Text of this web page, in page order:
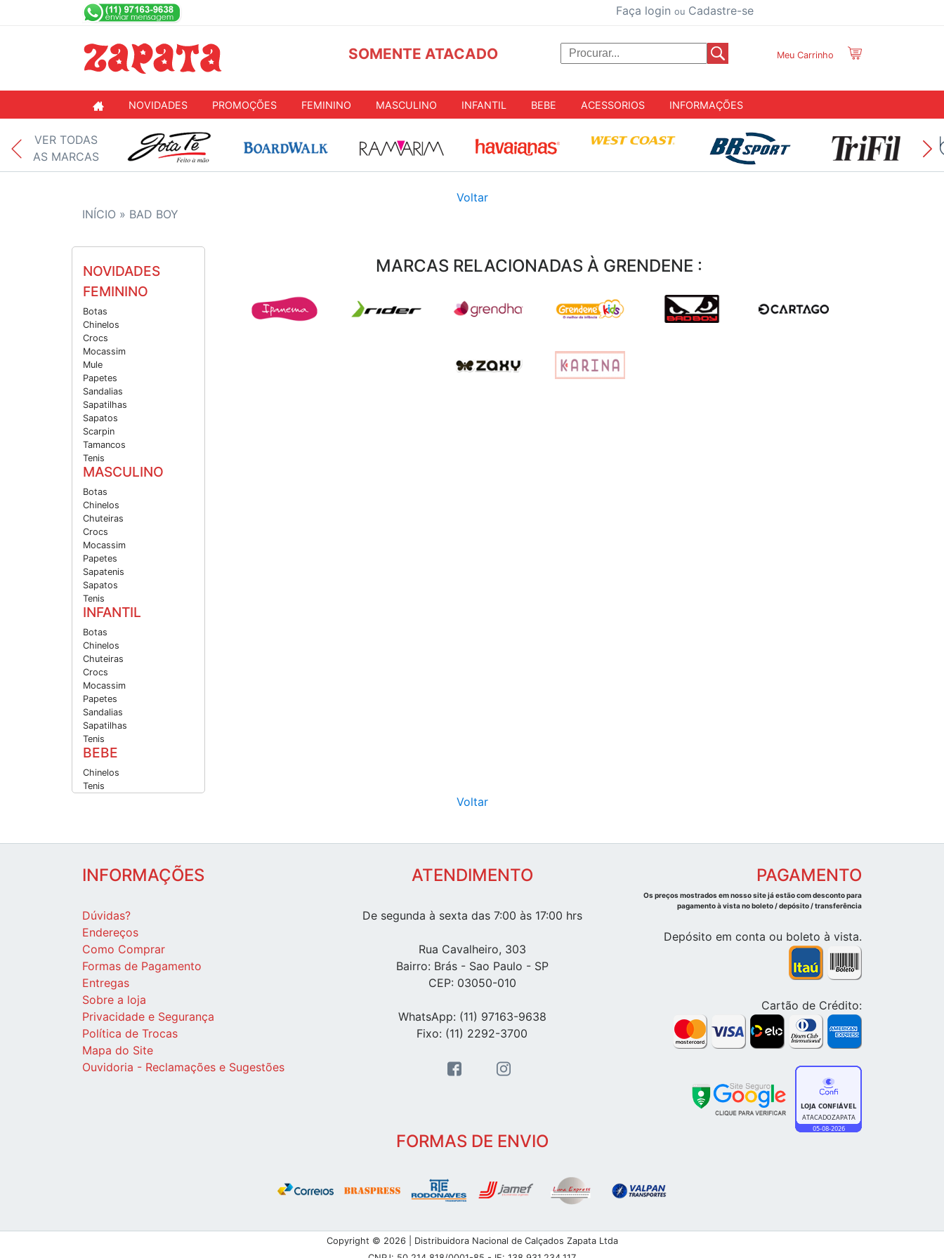
Faça login ou Cadastre-se
SOMENTE ATACADO Meu Carrinho
NOVIDADES PROMOÇÕES FEMININO MASCULINO INFANTIL BEBE ACESSORIOS INFORMAÇÕES
VER TODAS
AS MARCAS
Voltar
INÍCIO » BAD BOY
NOVIDADES
FEMININO
Botas
Chinelos
Crocs
Mocassim
Mule
Papetes
Sandalias
Sapatilhas
Sapatos
Scarpin
Tamancos
Tenis
MASCULINO
Botas
Chinelos
Chuteiras
Crocs
Mocassim
Papetes
Sapatenis
Sapatos
Tenis
INFANTIL
Botas
Chinelos
Chuteiras
Crocs
Mocassim
Papetes
Sandalias
Sapatilhas
Tenis
BEBE
Chinelos
Tenis
MARCAS RELACIONADAS À GRENDENE :
Voltar
INFORMAÇÕES
Dúvidas?
Endereços
Como Comprar
Formas de Pagamento
Entregas
Sobre a loja
Privacidade e Segurança
Política de Trocas
Mapa do Site
Ouvidoria - Reclamações e Sugestões
ATENDIMENTO
De segunda à sexta das 7:00 às 17:00 hrs
Rua Cavalheiro, 303
Bairro: Brás - Sao Paulo - SP
CEP: 03050-010
WhatsApp: (11) 97163-9638
Fixo: (11) 2292-3700
PAGAMENTO
Os preços mostrados em nosso site já estão com desconto para
pagamento à vista no boleto / depósito / transferência
Depósito em conta ou boleto à vista.
Cartão de Crédito:
FORMAS DE ENVIO
Copyright © 2026 | Distribuidora Nacional de Calçados Zapata Ltda